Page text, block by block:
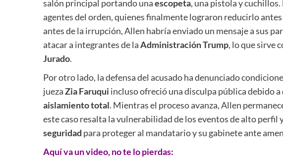
salón principal portando unaescopeta, una pistola y
agentes del orden, quienes finalmente lograron reducirlo
antes de la irrupción, Allen habría enviado un mensaje a sus
atacar a integrantes de laAdministración Trump, lo que sirve
Jurado.
Por otro lado, la defensa del acusado ha denunciado
juezaZia Faruqui incluso ofreció una disculpa pública debido
aislamiento total. Mientras el proceso avanza, Allen
este caso resalta la vulnerabilidad de los eventos de alto perfil
seguridad para proteger al mandatario y su gabinete ante
Aquí va un video, no te lo pierdas: